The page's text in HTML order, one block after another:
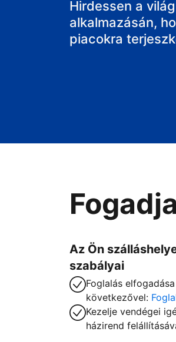
Hirdessen a
alkalmazásán,
piacokra
Az Ön
szabályai
Foglalás
következővel:
Kezelje vendégei
házirend